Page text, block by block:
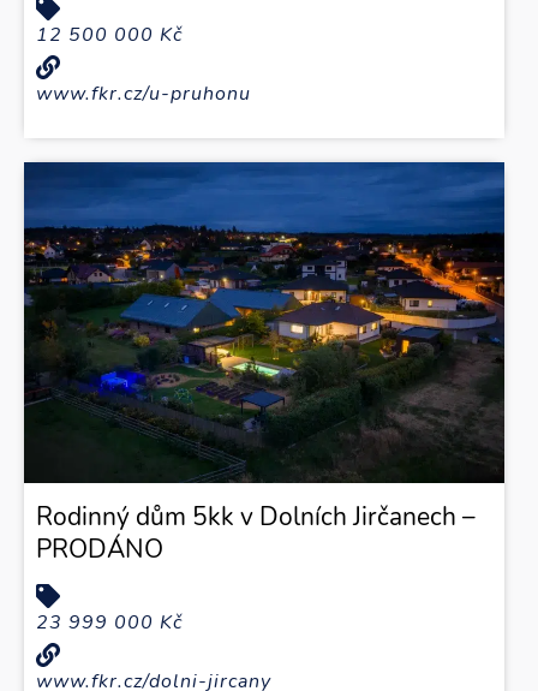
12 500 000 Kč
www.fkr.cz/u-pruhonu
Rodinný dům 5kk v Dolních Jirčanech –
PRODÁNO
23 999 000 Kč
www.fkr.cz/dolni-jircany